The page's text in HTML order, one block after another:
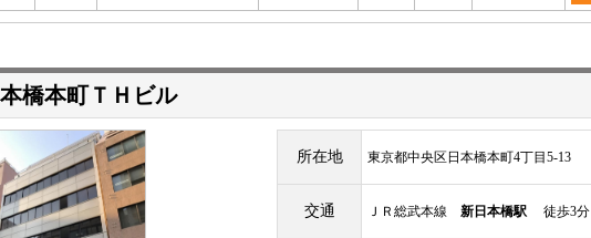
橋本町ＴＨビル
所在地 東京都中央区日本橋本町4丁目5-13
交通 ＪＲ総武本線 新日本橋駅 徒歩3分